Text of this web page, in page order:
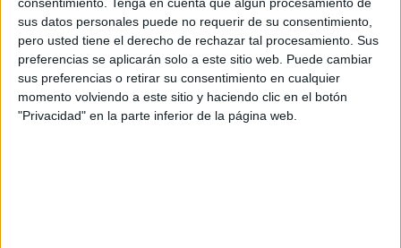
sus datos personales puede no requerir de su consentimiento,
pero usted tiene el derecho de rechazar tal procesamiento. Sus
preferencias se aplicarán solo a este sitio web. Puede cambiar
sus preferencias o retirar su consentimiento en cualquier
momento volviendo a este sitio y haciendo clic en el botón
"Privacidad" en la parte inferior de la página web.
Diseñador gráfico: Kike Muñoz; Idoia Llanos,
Txema Cartón
Programador: Eneko Barrero; Jon Allaflor
Directora general: Maribi Kanpandegi
Director de cuenta: Igor López
Comunicación: Iratxe Elso